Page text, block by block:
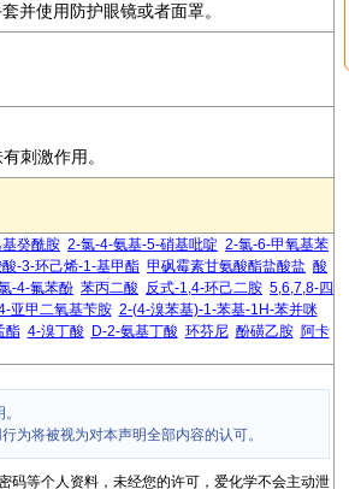
并使用防护眼镜或者面罩。
刺激作用。
癸酰胺 2-氯-4-氨基-5-硝基吡啶 2-氯-6-甲氧基苯
-3-环己烯-1-基甲酯 甲砜霉素甘氨酸酯盐酸盐 酸
-4-氟苯酚 苯丙二酸 反式-1,4-环己二胺 5,6,7,8-四
亚甲二氧基苄胺 2-(4-溴苯基)-1-苯基-1H-苯并咪
酯 4-溴丁酸 D-2-氨基丁酸 环芬尼 酚磺乙胺 阿卡
为将被视为对本声明全部内容的认可。
码等个人资料，未经您的许可，爱化学不会主动泄